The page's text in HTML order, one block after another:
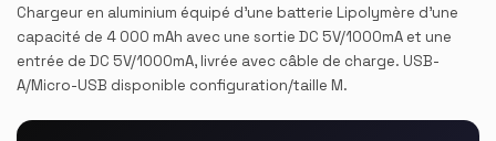
Chargeur en aluminium équipé d'une batterie Lipolymère d'une
capacité de 4 000 mAh avec une sortie DC 5V/1000mA et une
entrée de DC 5V/1000mA, livrée avec câble de charge. USB-
A/Micro-USB disponible configuration/taille M.